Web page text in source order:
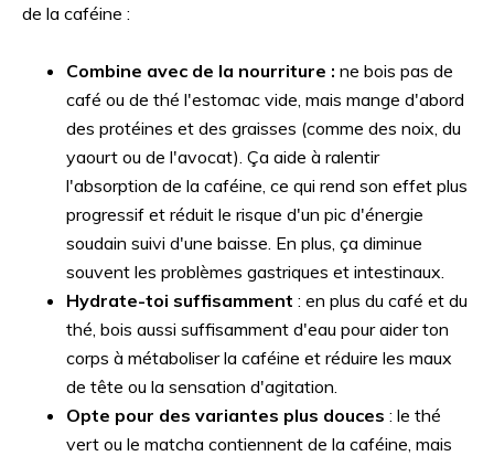
de la caféine :
Combine avec de la nourriture : ne bois pas de
café ou de thé l'estomac vide, mais mange d'abord
des protéines et des graisses (comme des noix, du
yaourt ou de l'avocat). Ça aide à ralentir
l'absorption de la caféine, ce qui rend son effet plus
progressif et réduit le risque d'un pic d'énergie
soudain suivi d'une baisse. En plus, ça diminue
souvent les problèmes gastriques et intestinaux.
Hydrate-toi suffisamment : en plus du café et du
thé, bois aussi suffisamment d'eau pour aider ton
corps à métaboliser la caféine et réduire les maux
de tête ou la sensation d'agitation.
Opte pour des variantes plus douces : le thé
vert ou le matcha contiennent de la caféine, mais